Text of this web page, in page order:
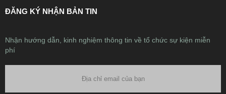
ĐĂNG KÝ NHẬN BẢN TIN
Nhận hướng dẫn, kinh nghiệm thông tin về tổ chức sự kiện miễn
phí